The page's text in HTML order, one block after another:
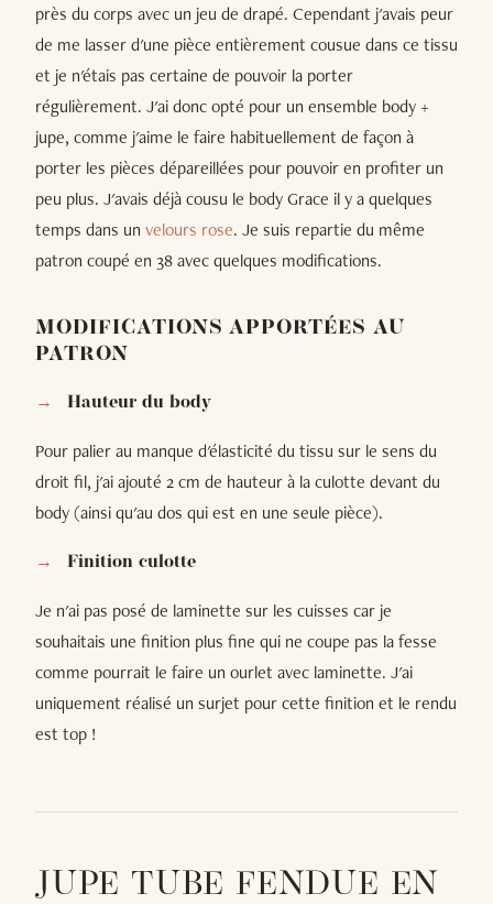
près du corps avec un jeu de drapé. Cependant j'avais peur
de me lasser d'une pièce entièrement cousue dans ce tissu
et je n'étais pas certaine de pouvoir la porter
régulièrement. J'ai donc opté pour un ensemble body +
jupe, comme j'aime le faire habituellement de façon à
porter les pièces dépareillées pour pouvoir en profiter un
peu plus. J'avais déjà cousu le body Grace il y a quelques
temps dans un velours rose. Je suis repartie du même
patron coupé en 38 avec quelques modifications.
MODIFICATIONS APPORTÉES AU
PATRON
Hauteur du body
Pour palier au manque d'élasticité du tissu sur le sens du
droit fil, j'ai ajouté 2 cm de hauteur à la culotte devant du
body (ainsi qu'au dos qui est en une seule pièce).
Finition culotte
Je n'ai pas posé de laminette sur les cuisses car je
souhaitais une finition plus fine qui ne coupe pas la fesse
comme pourrait le faire un ourlet avec laminette. J'ai
uniquement réalisé un surjet pour cette finition et le rendu
est top !
JUPE TUBE FENDUE EN